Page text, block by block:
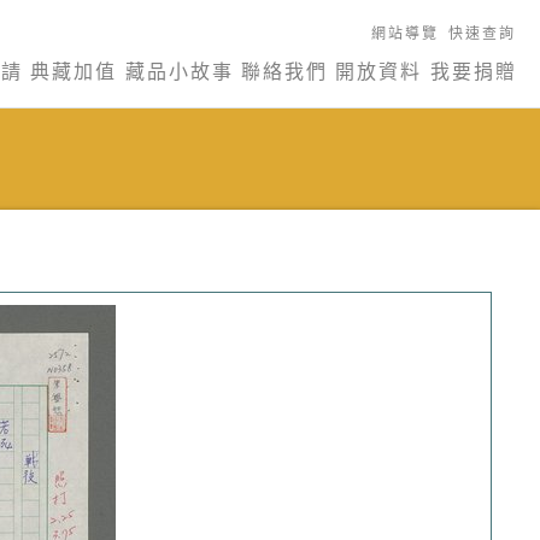
網站導覽 快速查詢
典藏加值 藏品小故事 聯絡我們 開放資料 我要捐贈